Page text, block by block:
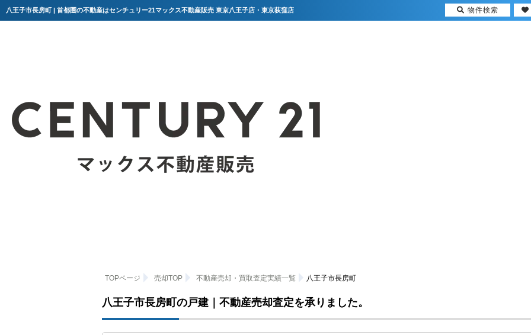
八王子市長房町 | 首都圏の不動産はセンチュリー21マックス不動産販売 東京八王子店・東京荻窪店
TOPページ 売却TOP 不動産売却・買取査定実績一覧 八王子市長房町
八王子市長房町の戸建｜不動産売却査定を承りました。
物件検索